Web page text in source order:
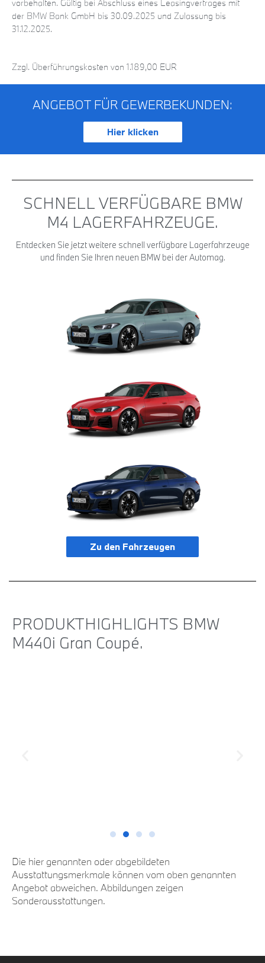
vorbehalten. Gültig bei Abschluss eines Leasingvertrages mit
der BMW Bank GmbH bis 30.09.2025 und Zulassung bis
31.12.2025.
Zzgl. Überführungskosten von 1.189,00 EUR
ANGEBOT FÜR GEWERBEKUNDEN:
Hier klicken
SCHNELL VERFÜGBARE BMW
M4 LAGER­FAHRZEUGE.
Entdecken Sie jetzt weitere schnell verfügbare Lagerfahrzeuge
und finden Sie Ihren neuen BMW bei der Automag.
Zu den Fahrzeugen
PRODUKT­HIGHLIGHTS BMW
M440i Gran Coupé.
Die hier genannten oder abgebildeten
Ausstattungsmerkmale können vom oben genannten
Angebot abweichen. Abbildungen zeigen
Sonderausstattungen.